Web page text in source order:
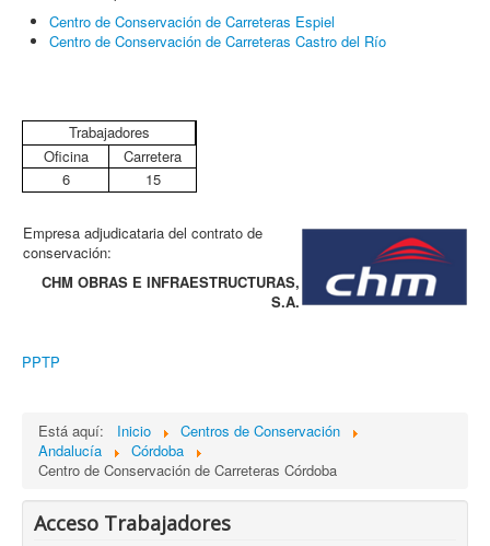
Centro de Conservación de Carreteras Espiel
Centro de Conservación de Carreteras Castro del Río
Trabajadores
Oficina
Carretera
6
15
Empresa adjudicataria del contrato de
conservación:
CHM OBRAS E INFRAESTRUCTURAS,
S.A.
PPTP
Está aquí: Inicio
Centros de Conservación
Andalucía
Córdoba
Centro de Conservación de Carreteras Córdoba
Acceso Trabajadores